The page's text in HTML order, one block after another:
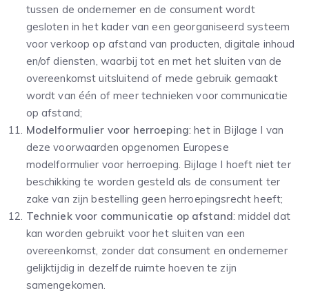
tussen de ondernemer en de consument wordt
gesloten in het kader van een georganiseerd systeem
voor verkoop op afstand van producten, digitale inhoud
en/of diensten, waarbij tot en met het sluiten van de
overeenkomst uitsluitend of mede gebruik gemaakt
wordt van één of meer technieken voor communicatie
op afstand;
Modelformulier voor herroeping: het in Bijlage I van
deze voorwaarden opgenomen Europese
modelformulier voor herroeping. Bijlage I hoeft niet ter
beschikking te worden gesteld als de consument ter
zake van zijn bestelling geen herroepingsrecht heeft;
Techniek voor communicatie op afstand: middel dat
kan worden gebruikt voor het sluiten van een
overeenkomst, zonder dat consument en ondernemer
gelijktijdig in dezelfde ruimte hoeven te zijn
samengekomen.